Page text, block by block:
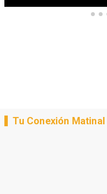
Tu Conexión Matinal